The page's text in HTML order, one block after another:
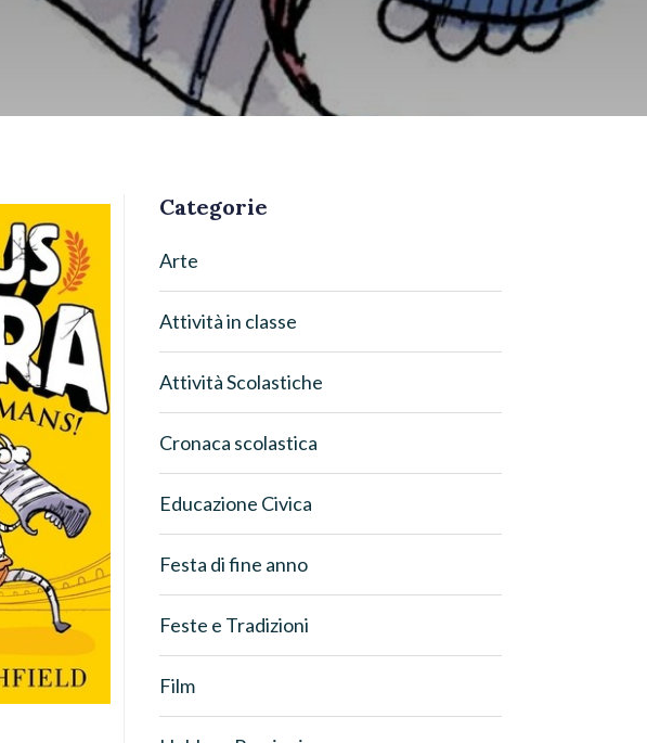
Categorie
Arte
Attività in classe
Attività Scolastiche
Cronaca scolastica
Educazione Civica
Festa di fine anno
Feste e Tradizioni
Film